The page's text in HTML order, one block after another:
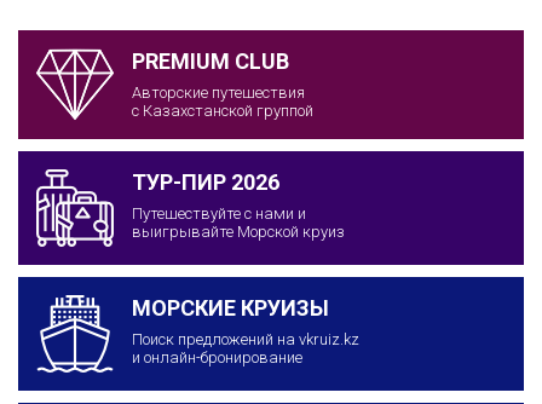
PREMIUM CLUB
Авторские путешествия
с Казахстанской группой
ТУР-ПИР 2026
Путешествуйте с нами и
выигрывайте Морской круиз
МОРСКИЕ КРУИЗЫ
Поиск предложений на vkruiz.kz
и онлайн-бронирование